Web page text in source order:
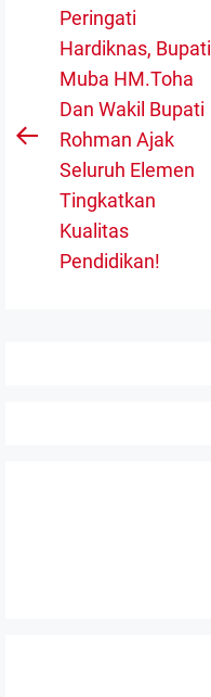
Navigasi
pos
Previous
Peringati
Hardiknas, Bupati
Muba HM.Toha
Dan Wakil Bupati
Rohman Ajak
Seluruh Elemen
Tingkatkan
Kualitas
Pendidikan!